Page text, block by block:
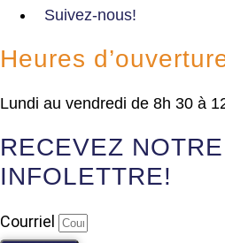
Suivez-nous!
Heures
Lundi au vendredi de 8h 30 à
RECEVEZ NOTRE
INFOLETTRE!
Courriel